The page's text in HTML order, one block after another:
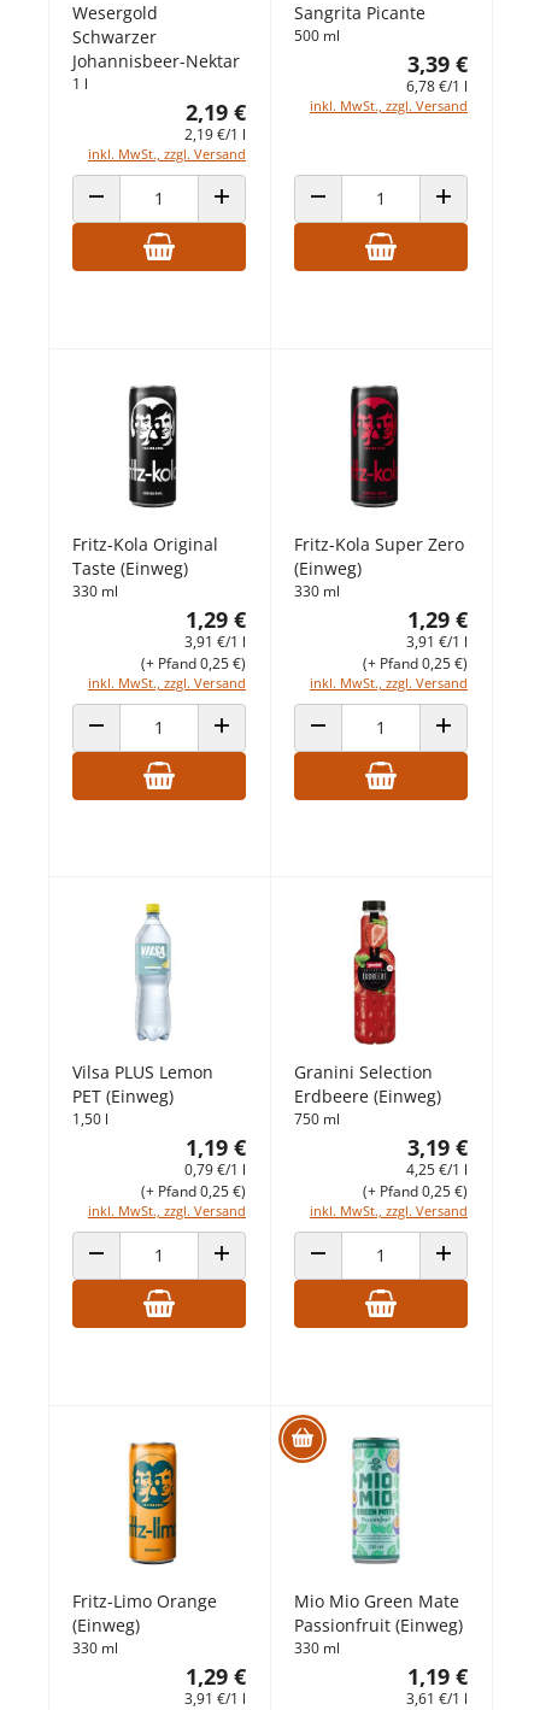
Wesergold
Schwarzer
Johannisbeer-Nektar
1 l
2,19 €
2,19 €/1 l
inkl. MwSt., zzgl. Versand
ANZAHL VERRINGERNANZAHL ERHÖHEN
Sangrita Picante
500 ml
3,39 €
6,78 €/1 l
inkl. MwSt., zzgl. Versand
ANZAHL VERRINGERNANZAHL
Fritz-Kola Original
Taste (Einweg)
330 ml
1,29 €
3,91 €/1 l
inkl. MwSt., zzgl. Versand
(+ Pfand 0,25 €)
ANZAHL VERRINGERNANZAHL ERHÖHEN
Fritz-Kola Super Zero
(Einweg)
330 ml
1,29 €
3,91 €/1 l
inkl. MwSt., zzgl. Versand
(+ Pfand 0,25 €)
ANZAHL VERRINGERNANZAHL
Vilsa PLUS Lemon
PET (Einweg)
1,50 l
1,19 €
0,79 €/1 l
inkl. MwSt., zzgl. Versand
(+ Pfand 0,25 €)
ANZAHL VERRINGERNANZAHL ERHÖHEN
Granini Selection
Erdbeere (Einweg)
750 ml
3,19 €
4,25 €/1 l
inkl. MwSt., zzgl. Versand
(+ Pfand 0,25 €)
ANZAHL VERRINGERNANZAHL
Fritz-Limo Orange
(Einweg)
330 ml
1,29 €
3,91 €/1 l
Mio Mio Green Mate
Passionfruit (Einweg)
330 ml
1,19 €
3,61 €/1 l